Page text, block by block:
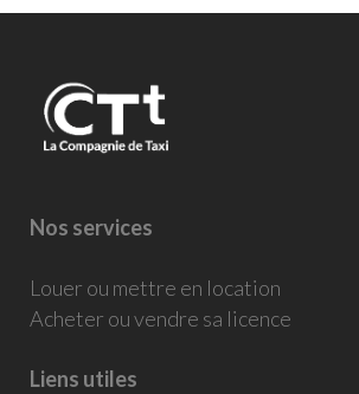
Nos services
Louer ou mettre en location
Acheter ou vendre sa licence
Liens utiles